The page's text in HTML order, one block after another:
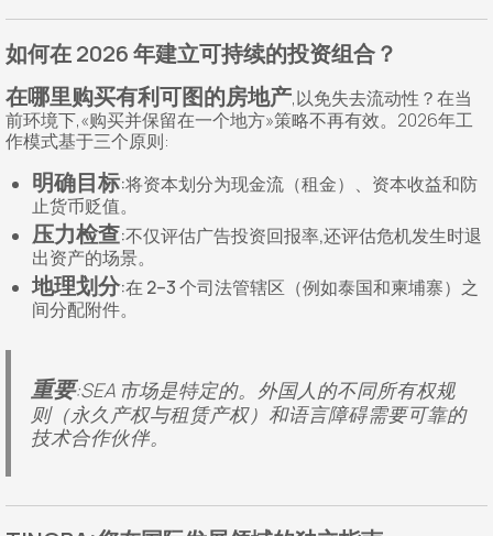
如何在 2026 年建立可持续的投资组合？
在哪里购买有利可图的房地产,以免失去流动性？在当
前环境下,«购买并保留在一个地方»策略不再有效。2026年工
作模式基于三个原则:
明确目标:将资本划分为现金流（租金）、资本收益和防
止货币贬值。
压力检查:不仅评估广告投资回报率,还评估危机发生时退
出资产的场景。
地理划分:在 2–3 个司法管辖区（例如泰国和柬埔寨）之
间分配附件。
重要:SEA 市场是特定的。外国人的不同所有权规
则（永久产权与租赁产权）和语言障碍需要可靠的
技术合作伙伴。